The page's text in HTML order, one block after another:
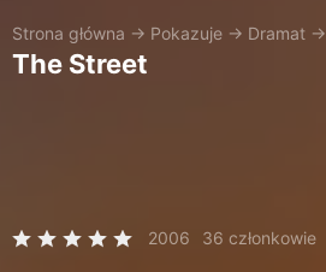
Strona główna → Pokazuje → Dramat →
The Street
2006 36 członkowie